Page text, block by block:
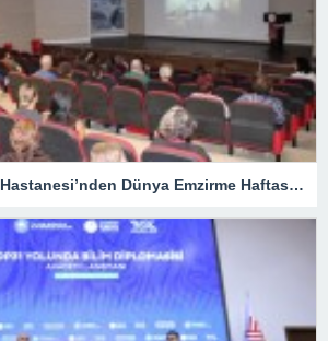
Lüleburgaz Devlet Hastanesi’nden Dünya Emzirme Haftası Katılımı